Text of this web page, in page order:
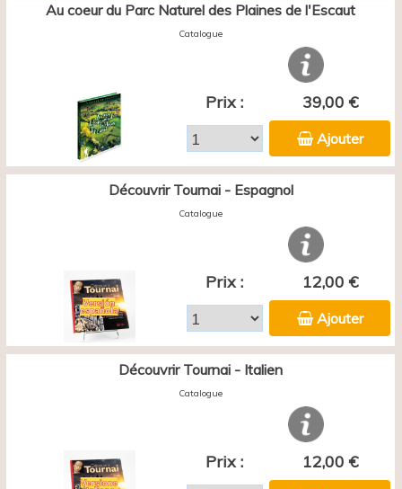
Au coeur du Parc Naturel des Plaines de l'Escaut
Catalogue
Prix : 39,00 €
Ajouter
Découvrir Tournai - Espagnol
Catalogue
Prix : 12,00 €
Ajouter
Découvrir Tournai - Italien
Catalogue
Prix : 12,00 €